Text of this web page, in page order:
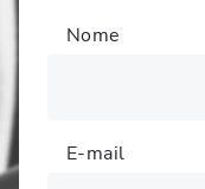
Nome
E-mail